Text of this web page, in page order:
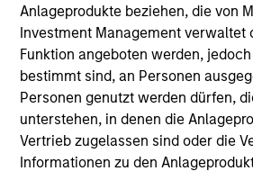
Anlageprodukte beziehen, die von
Investment Management verwaltet
Funktion angeboten werden,
bestimmt sind, an Personen
Personen genutzt werden dürfen,
unterstehen, in denen die
Vertrieb zugelassen sind oder die
Informationen zu den